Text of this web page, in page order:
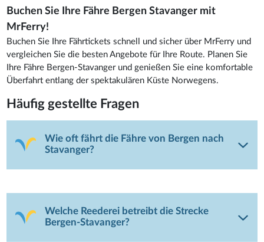
Buchen Sie Ihre Fähre Bergen Stavanger mit
MrFerry!
Buchen Sie Ihre Fährtickets schnell und sicher über MrFerry und
vergleichen Sie die besten Angebote für Ihre Route. Planen Sie
Ihre Fähre Bergen-Stavanger und genießen Sie eine komfortable
Überfahrt entlang der spektakulären Küste Norwegens.
Häufig gestellte Fragen
Wie oft fährt die Fähre von Bergen nach
Stavanger?
Welche Reederei betreibt die Strecke
Bergen-Stavanger?